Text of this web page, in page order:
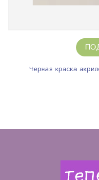
Черная краска